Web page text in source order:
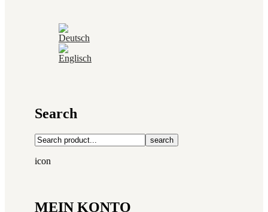
Search
search
icon
MEIN KONTO